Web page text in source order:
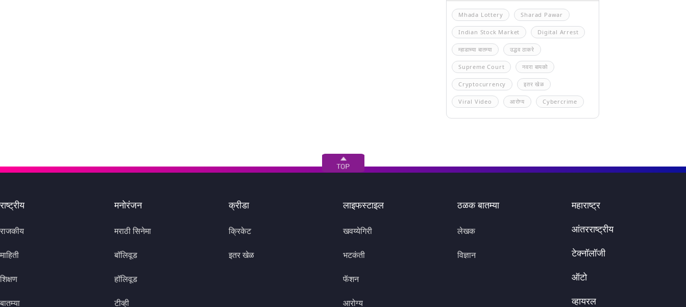
Mhada Lottery Sharad Pawar
Indian Stock Market Digital Arrest
म्हाडाच्या बातम्या उद्धव ठाकरे
Supreme Court नवरा बायको
Cryptocurrency इतर खेळ
Viral Video आरोग्य Cybercrime
राष्ट्रीय
राजकीय
माहिती
शिक्षण
बातम्या
मनोरंजन
मराठी सिनेमा
बॉलिवूड
हॉलिवूड
टीव्ही
क्रीडा
क्रिकेट
इतर खेळ
लाइफस्टाइल
खवय्येगिरी
भटकंती
फॅशन
आरोग्य
ठळक बातम्या
लेखक
विज्ञान
महाराष्ट्र
आंतरराष्ट्रीय
टेक्नॉलॉजी
ऑटो
व्हायरल